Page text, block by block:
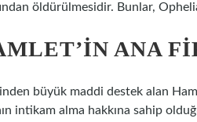
öldürülmesidir. Bunlar,
ANA
büyük maddi destek alan
intikam alma hakkına sahip